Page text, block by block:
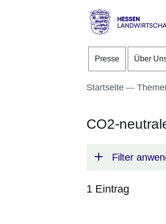
Direkt zum
Direkt zum
Direkt zum
Landwirtschaft
Presse Über
Startseite
CO2-
Filter
1 Eintrag